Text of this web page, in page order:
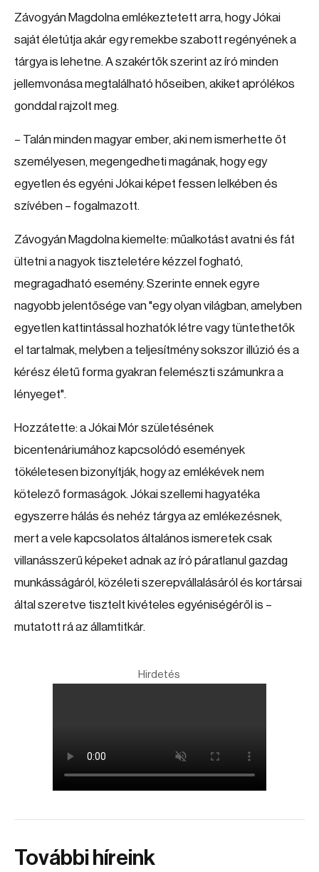
Závogyán Magdolna emlékeztetett arra, hogy Jókai
saját életútja akár egy remekbe szabott regényének a
tárgya is lehetne. A szakértők szerint az író minden
jellemvonása megtalálható hőseiben, akiket aprólékos
gonddal rajzolt meg.
– Talán minden magyar ember, aki nem ismerhette őt
személyesen, megengedheti magának, hogy egy
egyetlen és egyéni Jókai képet fessen lelkében és
szívében – fogalmazott.
Závogyán Magdolna kiemelte: műalkotást avatni és fát
ültetni a nagyok tiszteletére kézzel fogható,
megragadható esemény. Szerinte ennek egyre
nagyobb jelentősége van "egy olyan világban, amelyben
egyetlen kattintással hozhatók létre vagy tüntethetők
el tartalmak, melyben a teljesítmény sokszor illúzió és a
kérész életű forma gyakran felemészti számunkra a
lényeget".
Hozzátette: a Jókai Mór születésének
bicentenáriumához kapcsolódó események
tökéletesen bizonyítják, hogy az emlékévek nem
kötelező formaságok. Jókai szellemi hagyatéka
egyszerre hálás és nehéz tárgya az emlékezésnek,
mert a vele kapcsolatos általános ismeretek csak
villanásszerű képeket adnak az író páratlanul gazdag
munkásságáról, közéleti szerepvállalásáról és kortársai
által szeretve tisztelt kivételes egyéniségéről is –
mutatott rá az államtitkár.
Hirdetés
További híreink